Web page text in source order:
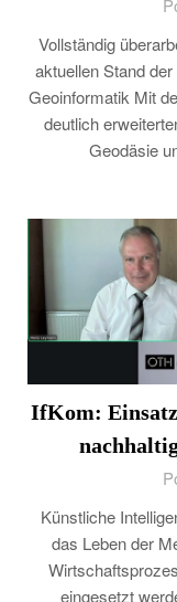
Vollständig
aktuellen Stand
Geoinformatik Mit
deutlich
Geodäsie
IfKom:
Künstliche
das Leben der
eingesetzt